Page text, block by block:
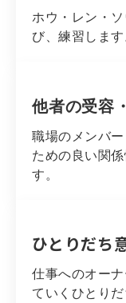
ホウ・レン・
び、練習します
他者の受容
職場のメンバ
ための良い関
す。
ひとりだち
仕事へのオー
ていくひとり